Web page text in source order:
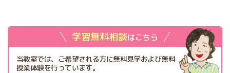
学習無料相談はこちら
当教室では、ご希望される方に無料見学および無料
授業体験を行っています。